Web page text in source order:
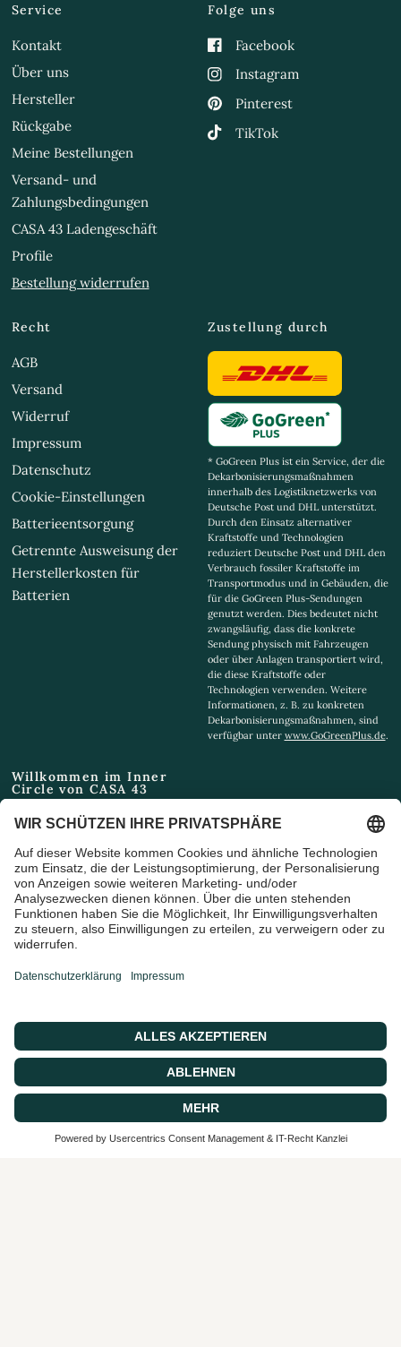
Service
Kontakt
Über uns
Hersteller
Rückgabe
Meine Bestellungen
Versand- und
Zahlungsbedingungen
CASA 43 Ladengeschäft
Profile
Bestellung widerrufen
Folge uns
Facebook
Instagram
Pinterest
TikTok
Recht
AGB
Versand
Widerruf
Impressum
Datenschutz
Cookie-Einstellungen
Batterieentsorgung
Getrennte Ausweisung der
Herstellerkosten für
Batterien
Zustellung durch
* GoGreen Plus ist ein Service, der die
Dekarbonisierungsmaßnahmen
innerhalb des Logistiknetzwerks von
Deutsche Post und DHL unterstützt.
Durch den Einsatz alternativer
Kraftstoffe und Technologien
reduziert Deutsche Post und DHL den
Verbrauch fossiler Kraftstoffe im
Transportmodus und in Gebäuden, die
für die GoGreen Plus-Sendungen
genutzt werden. Dies bedeutet nicht
zwangsläufig, dass die konkrete
Sendung physisch mit Fahrzeugen
oder über Anlagen transportiert wird,
die diese Kraftstoffe oder
Technologien verwenden. Weitere
Informationen, z. B. zu konkreten
Dekarbonisierungsmaßnahmen, sind
verfügbar unter www.GoGreenPlus.de.
Willkommen im Inner
Circle von CASA 43
Email
Ich bin damit einverstanden,
Marketing-E-Mails und
Sonderangebote zu erhalten
© 2026 CASA 43 Concept, Powered by shopify